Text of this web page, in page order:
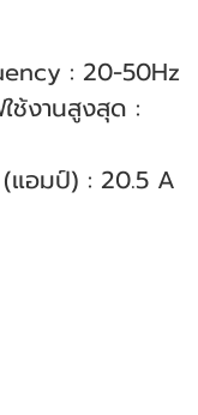
: 20-50Hz
ช้งานสูงสุด :
แอมป์) : 20.5 A